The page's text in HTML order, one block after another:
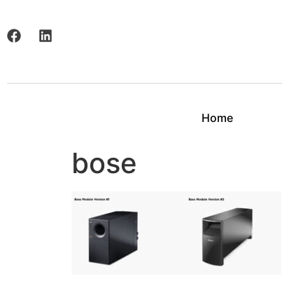
Home
bose